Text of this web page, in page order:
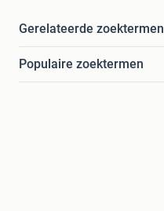
Gerelateerde zoektermen
Populaire zoektermen